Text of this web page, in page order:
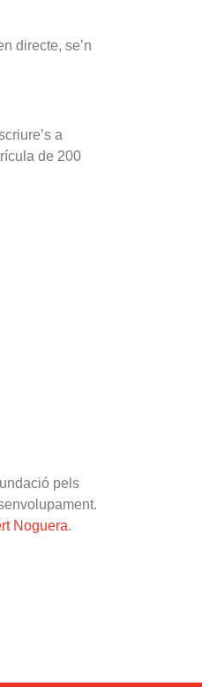
directe, se’n
a
de 200
pels
Noguera.